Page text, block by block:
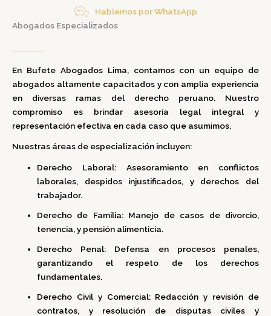
Hablemos por WhatsApp
Abogados Especializados
En Bufete Abogados Lima, contamos con un equipo de
abogados altamente capacitados y con amplia experiencia
en diversas ramas del derecho peruano.
Nuestro
compromiso es brindar asesoría legal integral y
representación efectiva en cada caso que asumimos.
Nuestras áreas de especialización incluyen:
Derecho Laboral:
Asesoramiento en conflictos
laborales, despidos injustificados, y derechos del
trabajador.
Derecho de Familia: Manejo de casos de divorcio,
tenencia, y pensión alimenticia.
Derecho Penal:
Defensa en procesos penales,
garantizando el respeto de los derechos
fundamentales.
Derecho Civil y Comercial: Redacción y revisión de
contratos, y resolución de disputas civiles y